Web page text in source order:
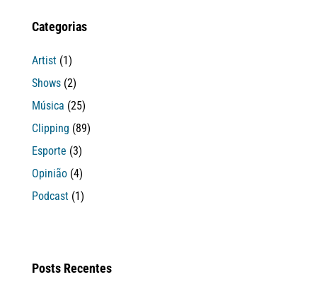
Categorias
Artist (1)
Shows (2)
Música (25)
Clipping (89)
Esporte (3)
Opinião (4)
Podcast (1)
Posts Recentes